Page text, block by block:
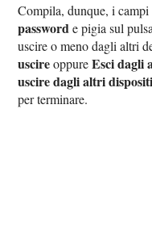
Compila, dunque, i campi
password e pigia sul
uscire o meno dagli altri
uscireoppureEsci dagli
uscire dagli altri
per terminare.